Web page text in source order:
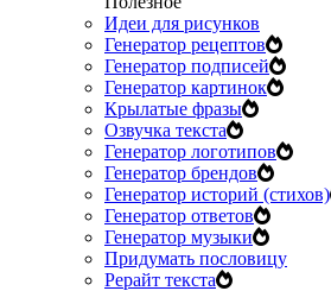
Идеи для рисунков
Генератор рецептов
Генератор подписей
Генератор картинок
Крылатые фразы
Озвучка текста
Генератор логотипов
Генератор брендов
Генератор историй (стихов)
Генератор ответов
Генератор музыки
Придумать пословицу
Рерайт текста